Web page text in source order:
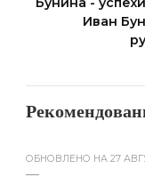
Иван
ОБНОВЛЕНО НА 27